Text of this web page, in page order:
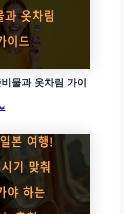
물과 옷차림 가이